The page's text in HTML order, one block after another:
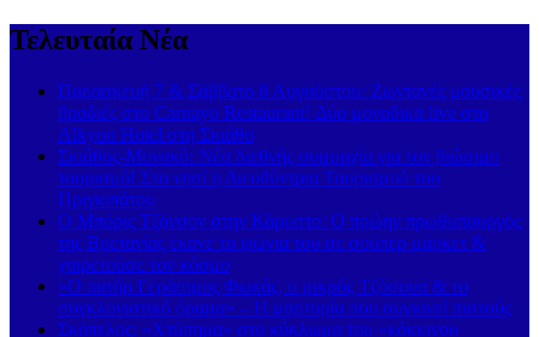
Τελευταία Νέα
Παρασκευή 7 & Σάββατο 8 Αυγούστου: Ζωντανές μουσικές
βραδιές στο Carnayo Restaurant! Δύο μοναδικά live στο
Alkyon Hotel στη Σκιάθο
Σκιάθος-Μονακό: Νέα διεθνής συμμαχία για τον βιώσιμο
τουρισμό! Στο νησί η Διευθύντρια Τουρισμού του
Πριγκιπάτου
Ο Μπόρις Τζόνσον στην Κάρυστο: Ο πρώην πρωθυπουργός
της Βρετανίας έκανε τα ψώνια του σε σούπερ μάρκετ &
χαιρετούσε τον κόσμο
«Ο πατήρ Γεράσιμος Φωκάς, ο μικρός Τζόσουα & το
συγκλονιστικό όραμα» – Η μαρτυρία που συγκινεί πιστούς
Σκόπελος: «Χτύπημα» στο κύκλωμα του «κόκκινου